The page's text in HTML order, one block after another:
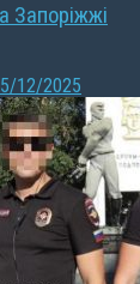
Запоріжжі
12/2025